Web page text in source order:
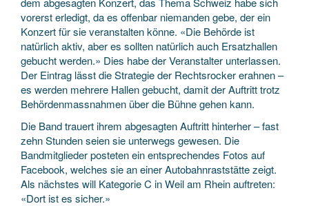
vorerst erledigt, da es offenbar niemanden gebe, der ein
Konzert für sie veranstalten könne. «Die Behörde ist
natürlich aktiv, aber es sollten natürlich auch Ersatzhallen
gebucht werden.» Dies habe der Veranstalter unterlassen.
Der Eintrag lässt die Strategie der Rechtsrocker erahnen –
es werden mehrere Hallen gebucht, damit der Auftritt trotz
Behördenmassnahmen über die Bühne gehen kann.
Die Band trauert ihrem abgesagten Auftritt hinterher – fast
zehn Stunden seien sie unterwegs gewesen. Die
Bandmitglieder posteten ein entsprechendes Fotos auf
Facebook, welches sie an einer Autobahnraststätte zeigt.
Als nächstes will Kategorie C in Weil am Rhein auftreten:
«Dort ist es sicher.»